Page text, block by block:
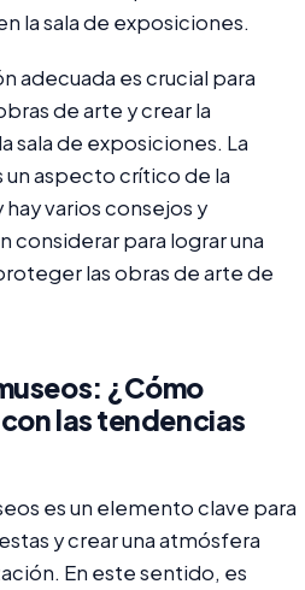
la sala de exposiciones.
adecuada es crucial para
de arte y crear la
sala de exposiciones. La
un aspecto crítico de la
varios consejos y
considerar para lograr una
las obras de arte de
¿Cómo
las tendencias
es un elemento clave para
y crear una atmósfera
En este sentido, es